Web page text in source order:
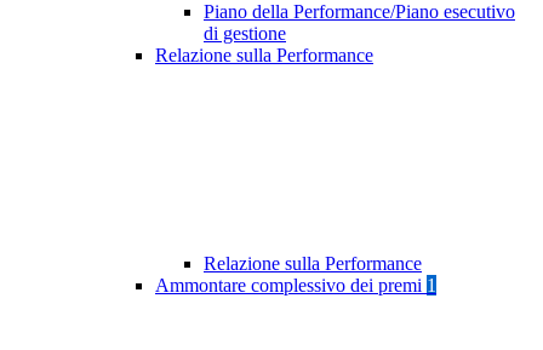
Piano della Performance/Piano esecutivo
di gestione
Relazione sulla Performance
Relazione sulla Performance
Ammontare complessivo dei premi 1